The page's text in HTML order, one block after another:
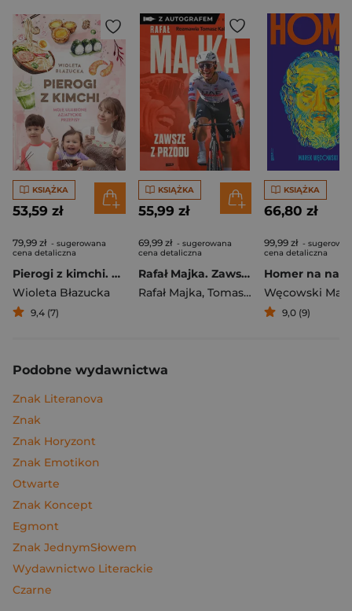
KSIĄŻKA
53,59 zł
79,99 zł - sugerowana
cena detaliczna
Pierogi z kimchi. Moje ulubione azjatyckie przepisy
Wioleta Błazucka
9,4 (7)
KSIĄŻKA
55,99 zł
69,99 zł - sugerowana
cena detaliczna
Rafał Majka. Zawsze z przodu. Rozmawia Tomasz Kalemba - książka z autografem
Rafał Majka, Tomasz Kalemba
KSIĄŻKA
66,80 zł
99,99 zł -
cena detaliczna
Węcowski
9,0 (9)
Podobne wydawnictwa
Znak Literanova
Znak
Znak Horyzont
Znak Emotikon
Otwarte
Znak Koncept
Egmont
Znak JednymSłowem
Wydawnictwo Literackie
Czarne